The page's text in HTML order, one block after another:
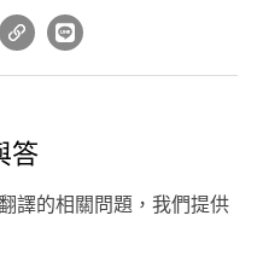
答
譯的相關問題，我們提供